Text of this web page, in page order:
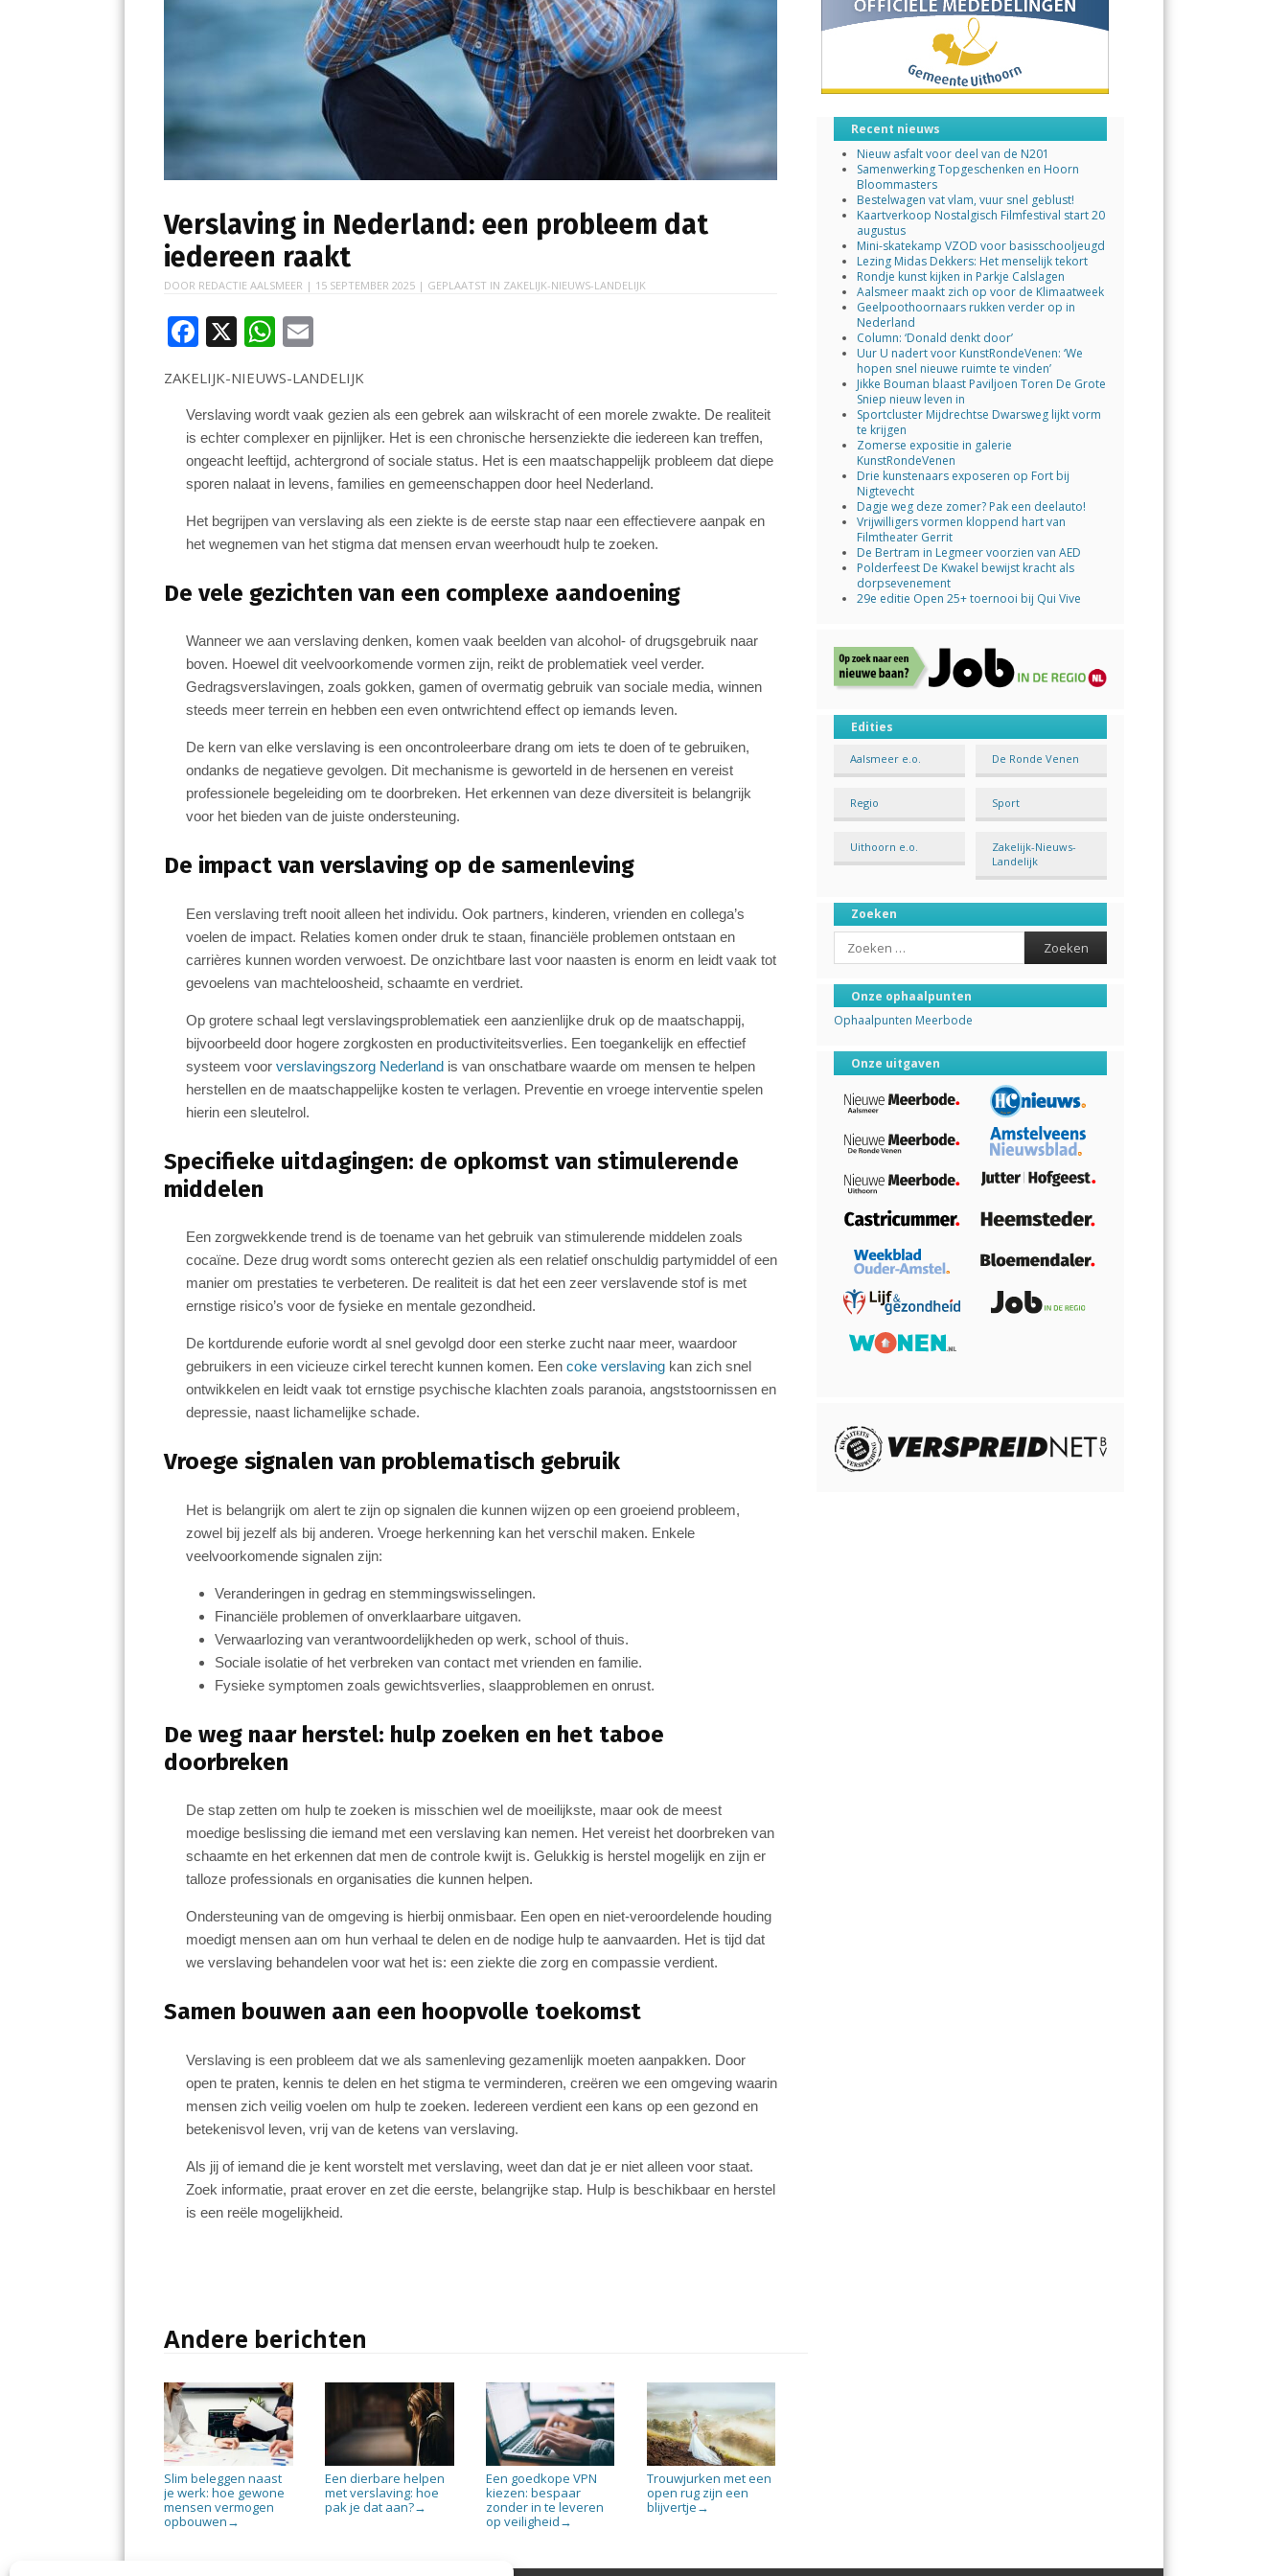
Verslaving in Nederland: een probleem dat
iedereen raakt
DOOR REDACTIE AALSMEER | 15 SEPTEMBER 2025 | GEPLAATST IN ZAKELIJK-NIEUWS-LANDELIJK
F
ac
e
b
o
o
k
X W
h
at
s
A
p
p
ai
l
ZAKELIJK-NIEUWS-LANDELIJK
Verslaving wordt vaak gezien als een gebrek aan wilskracht of een morele zwakte. De realiteit
is echter complexer en pijnlijker. Het is een chronische hersenziekte die iedereen kan treffen,
ongeacht leeftijd, achtergrond of sociale status. Het is een maatschappelijk probleem dat diepe
sporen nalaat in levens, families en gemeenschappen door heel Nederland.
Het begrijpen van verslaving als een ziekte is de eerste stap naar een effectievere aanpak en
het wegnemen van het stigma dat mensen ervan weerhoudt hulp te zoeken.
De vele gezichten van een complexe aandoening
Wanneer we aan verslaving denken, komen vaak beelden van alcohol- of drugsgebruik naar
boven. Hoewel dit veelvoorkomende vormen zijn, reikt de problematiek veel verder.
Gedragsverslavingen, zoals gokken, gamen of overmatig gebruik van sociale media, winnen
steeds meer terrein en hebben een even ontwrichtend effect op iemands leven.
De kern van elke verslaving is een oncontroleerbare drang om iets te doen of te gebruiken,
ondanks de negatieve gevolgen. Dit mechanisme is geworteld in de hersenen en vereist
professionele begeleiding om te doorbreken. Het erkennen van deze diversiteit is belangrijk
voor het bieden van de juiste ondersteuning.
De impact van verslaving op de samenleving
Een verslaving treft nooit alleen het individu. Ook partners, kinderen, vrienden en collega’s
voelen de impact. Relaties komen onder druk te staan, financiële problemen ontstaan en
carrières kunnen worden verwoest. De onzichtbare last voor naasten is enorm en leidt vaak tot
gevoelens van machteloosheid, schaamte en verdriet.
Op grotere schaal legt verslavingsproblematiek een aanzienlijke druk op de maatschappij,
bijvoorbeeld door hogere zorgkosten en productiviteitsverlies. Een toegankelijk en effectief
systeem voor verslavingszorg Nederlandis van onschatbare waarde om mensen te helpen
herstellen en de maatschappelijke kosten te verlagen. Preventie en vroege interventie spelen
hierin een sleutelrol.
Specifieke uitdagingen: de opkomst van stimulerende
middelen
Een zorgwekkende trend is de toename van het gebruik van stimulerende middelen zoals
cocaïne. Deze drug wordt soms onterecht gezien als een relatief onschuldig partymiddel of een
manier om prestaties te verbeteren. De realiteit is dat het een zeer verslavende stof is met
ernstige risico’s voor de fysieke en mentale gezondheid.
De kortdurende euforie wordt al snel gevolgd door een sterke zucht naar meer, waardoor
gebruikers in een vicieuze cirkel terecht kunnen komen. Een coke verslavingkan zich snel
ontwikkelen en leidt vaak tot ernstige psychische klachten zoals paranoia, angststoornissen en
depressie, naast lichamelijke schade.
Vroege signalen van problematisch gebruik
Het is belangrijk om alert te zijn op signalen die kunnen wijzen op een groeiend probleem,
zowel bij jezelf als bij anderen. Vroege herkenning kan het verschil maken. Enkele
veelvoorkomende signalen zijn:
Veranderingen in gedrag en stemmingswisselingen.
Financiële problemen of onverklaarbare uitgaven.
Verwaarlozing van verantwoordelijkheden op werk, school of thuis.
Sociale isolatie of het verbreken van contact met vrienden en familie.
Fysieke symptomen zoals gewichtsverlies, slaapproblemen en onrust.
De weg naar herstel: hulp zoeken en het taboe
doorbreken
De stap zetten om hulp te zoeken is misschien wel de moeilijkste, maar ook de meest
moedige beslissing die iemand met een verslaving kan nemen. Het vereist het doorbreken van
schaamte en het erkennen dat men de controle kwijt is. Gelukkig is herstel mogelijk en zijn er
talloze professionals en organisaties die kunnen helpen.
Ondersteuning van de omgeving is hierbij onmisbaar. Een open en niet-veroordelende houding
moedigt mensen aan om hun verhaal te delen en de nodige hulp te aanvaarden. Het is tijd dat
we verslaving behandelen voor wat het is: een ziekte die zorg en compassie verdient.
Samen bouwen aan een hoopvolle toekomst
Verslaving is een probleem dat we als samenleving gezamenlijk moeten aanpakken. Door
open te praten, kennis te delen en het stigma te verminderen, creëren we een omgeving waarin
mensen zich veilig voelen om hulp te zoeken. Iedereen verdient een kans op een gezond en
betekenisvol leven, vrij van de ketens van verslaving.
Als jij of iemand die je kent worstelt met verslaving, weet dan dat je er niet alleen voor staat.
Zoek informatie, praat erover en zet die eerste, belangrijke stap. Hulp is beschikbaar en herstel
is een reële mogelijkheid.
Andere berichten
Slim beleggen naast
je werk: hoe gewone
mensen vermogen
opbouwen →
Een dierbare helpen
met verslaving: hoe
pak je dat aan?→
Een goedkope VPN
kiezen: bespaar
zonder in te leveren
op veiligheid →
Trouwjurken met een
open rug zijn een
blijvertje →
Recent nieuws
Nieuw asfalt voor deel van de N201
Samenwerking Topgeschenken en Hoorn
Bloommasters
Bestelwagen vat vlam, vuur snel geblust!
Kaartverkoop Nostalgisch Filmfestival start 20
augustus
Mini-skatekamp VZOD voor basisschooljeugd
Lezing Midas Dekkers: Het menselijk tekort
Rondje kunst kijken in Parkje Calslagen
Aalsmeer maakt zich op voor de Klimaatweek
Geelpoothoornaars rukken verder op in
Nederland
Column: ‘Donald denkt door’
Uur U nadert voor KunstRondeVenen: ‘We
hopen snel nieuwe ruimte te vinden’
Jikke Bouman blaast Paviljoen Toren De Grote
Sniep nieuw leven in
Sportcluster Mijdrechtse Dwarsweg lijkt vorm
te krijgen
Zomerse expositie in galerie
KunstRondeVenen
Drie kunstenaars exposeren op Fort bij
Nigtevecht
Dagje weg deze zomer? Pak een deelauto!
Vrijwilligers vormen kloppend hart van
Filmtheater Gerrit
De Bertram in Legmeer voorzien van AED
Polderfeest De Kwakel bewijst kracht als
dorpsevenement
29e editie Open 25+ toernooi bij Qui Vive
Edities
Aalsmeer e.o. De Ronde Venen
Regio Sport
Uithoorn e.o.
Zakelijk-Nieuws-
Landelijk
Zoeken
Search
Onze ophaalpunten
Ophaalpunten Meerbode
Onze uitgaven